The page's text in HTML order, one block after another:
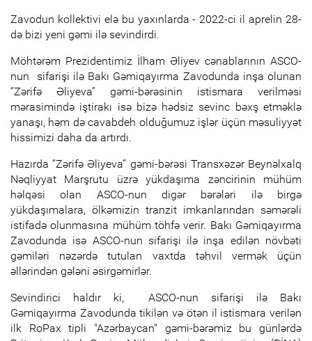
Zavodun kollektivi elə bu yaxınlarda - 2022-ci il aprelin 28-
də bizi yeni gəmi ilə sevindirdi.
Möhtərəm Prezidentimiz İlham Əliyev cənablarının ASCO-
nun sifarişi ilə Bakı Gəmiqayırma Zavodunda inşa olunan
“Zərifə Əliyeva” gəmi-bərəsinin istismara verilməsi
mərasimində iştirakı isə bizə hədsiz sevinc bəxş etməklə
yanaşı, həm də cavabdeh olduğumuz işlər üçün məsuliyyət
hissimizi daha da artırdı.
Hazırda “Zərifə Əliyeva” gəmi-bərəsi Transxəzər Beynəlxalq
Nəqliyyat Marşrutu üzrə yükdaşıma zəncirinin mühüm
həlqəsi olan ASCO-nun digər bərələri ilə birgə
yükdaşımalara, ölkəmizin tranzit imkanlarından səmərəli
istifadə olunmasına mühüm töhfə verir. Bakı Gəmiqayırma
Zavodunda isə ASCO-nun sifarişi ilə inşa edilən növbəti
gəmiləri nəzərdə tutulan vaxtda təhvil vermək üçün
əllərindən gələni əsirgəmirlər.
Sevindirici haldır ki, ASCO-nun sifarişi ilə Bakı
Gəmiqayırma Zavodunda tikilən və ötən il istismara verilən
ilk RoPax tipli "Azərbaycan" gəmi-bərəmiz bu günlərdə